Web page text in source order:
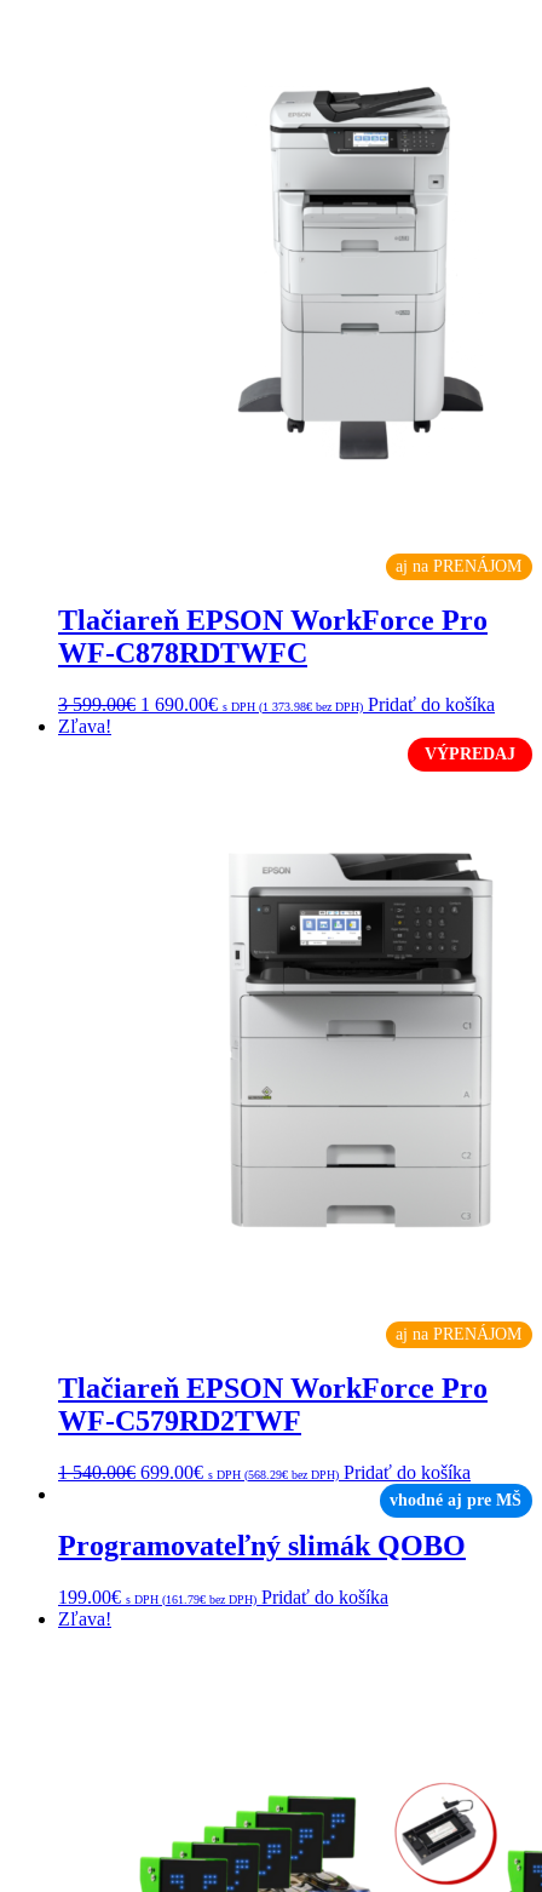
aj na PRENÁJOM
Tlačiareň EPSON WorkForce Pro
WF-C878RDTWFC
3 599.00€ 1 690.00€ s DPH (1 373.98€ bez DPH) Pridať do košíka
Zľava!
VÝPREDAJ
aj na PRENÁJOM
Tlačiareň EPSON WorkForce Pro
WF-C579RD2TWF
1 540.00€ 699.00€ s DPH (568.29€ bez DPH) Pridať do košíka
vhodné aj pre MŠ
Programovateľný slimák QOBO
199.00€ s DPH (161.79€ bez DPH) Pridať do košíka
Zľava!